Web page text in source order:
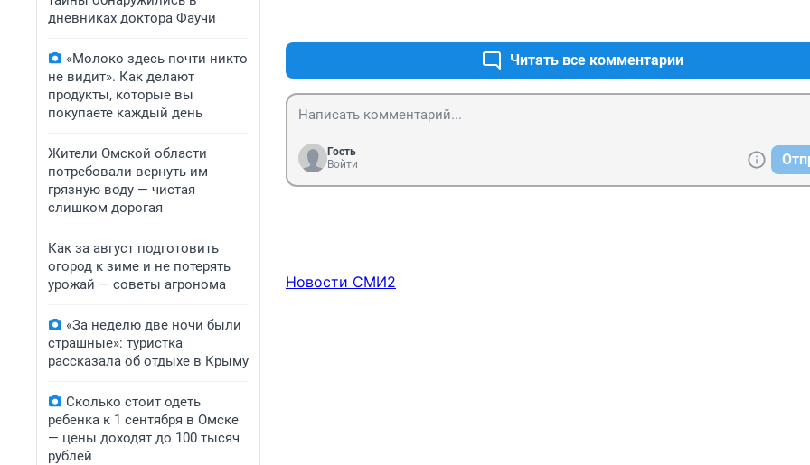
дневниках доктора Фаучи
«Молоко здесь почти никто
не видит». Как делают
продукты, которые вы
покупаете каждый день
Жители Омской области
потребовали вернуть им
грязную воду — чистая
слишком дорогая
Как за август подготовить
огород к зиме и не потерять
урожай — советы агронома
«За неделю две ночи были
страшные»: туристка
рассказала об отдыхе в Крыму
Сколько стоит одеть
ребенка к 1 сентября в Омске
— цены доходят до 100 тысяч
рублей
Читать все комментарии
Гость
Войти
Новости СМИ2